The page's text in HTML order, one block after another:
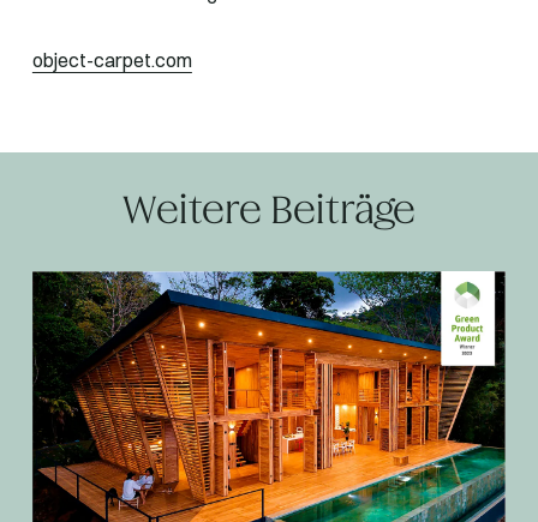
object-carpet.com
Weitere Beiträge